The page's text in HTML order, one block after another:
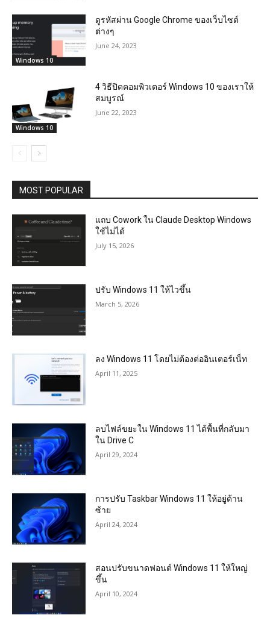
Windows 10
ดูรหัสผ่าน Google Chrome ของเว็บไซต์
ต่างๆ
June 24, 2023
Windows 10
4 วิธีปิดคอมพิวเตอร์ Windows 10 ของเราให้
สมบูรณ์
June 22, 2023
MOST POPULAR
แถบ Cowork ใน Claude Desktop Windows
ใช้ไม่ได้
July 15, 2026
ปรับ Windows 11 ให้ไวขึ้น
March 5, 2026
ลง Windows 11 โดยไม่ต้องต่ออินเตอร์เน็ท
April 11, 2025
ลบไฟล์ขยะใน Windows 11 ได้พื้นที่กลับมา
ใน Drive C
April 29, 2024
การปรับ Taskbar Windows 11 ให้อยู่ด้าน
ซ้าย
April 24, 2024
สอนปรับขนาดฟอนต์ Windows 11 ให้ใหญ่
ขึ้น
April 10, 2024